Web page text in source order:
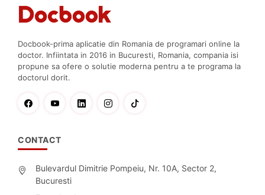
Docbook-prima aplicatie din Romania de programari online la
doctor. Infiintata in 2016 in Bucuresti, Romania, compania isi
propune sa ofere o solutie moderna pentru a te programa la
doctorul dorit.
CONTACT
Bulevardul Dimitrie Pompeiu, Nr. 10A, Sector 2,
Bucuresti